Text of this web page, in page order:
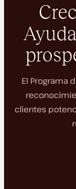
El Programa
clientes